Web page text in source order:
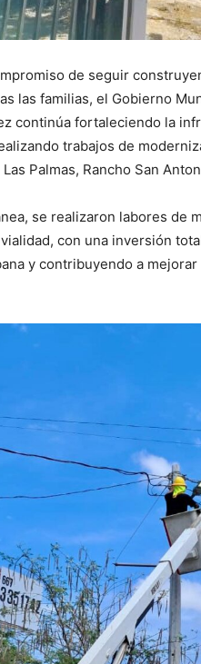
de seguir
las familias, el Gobierno
continúa fortaleciendo la
trabajos de
Palmas, Rancho San
se realizaron labores de
con una inversión
y contribuyendo a